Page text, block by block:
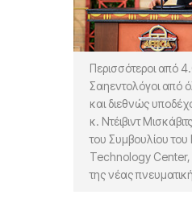
Περισσότεροι από
Σαηεντολόγοι από
και διεθνώς
κ. Ντέιβιντ
του Συμβουλίου
Technology Center,
της νέας